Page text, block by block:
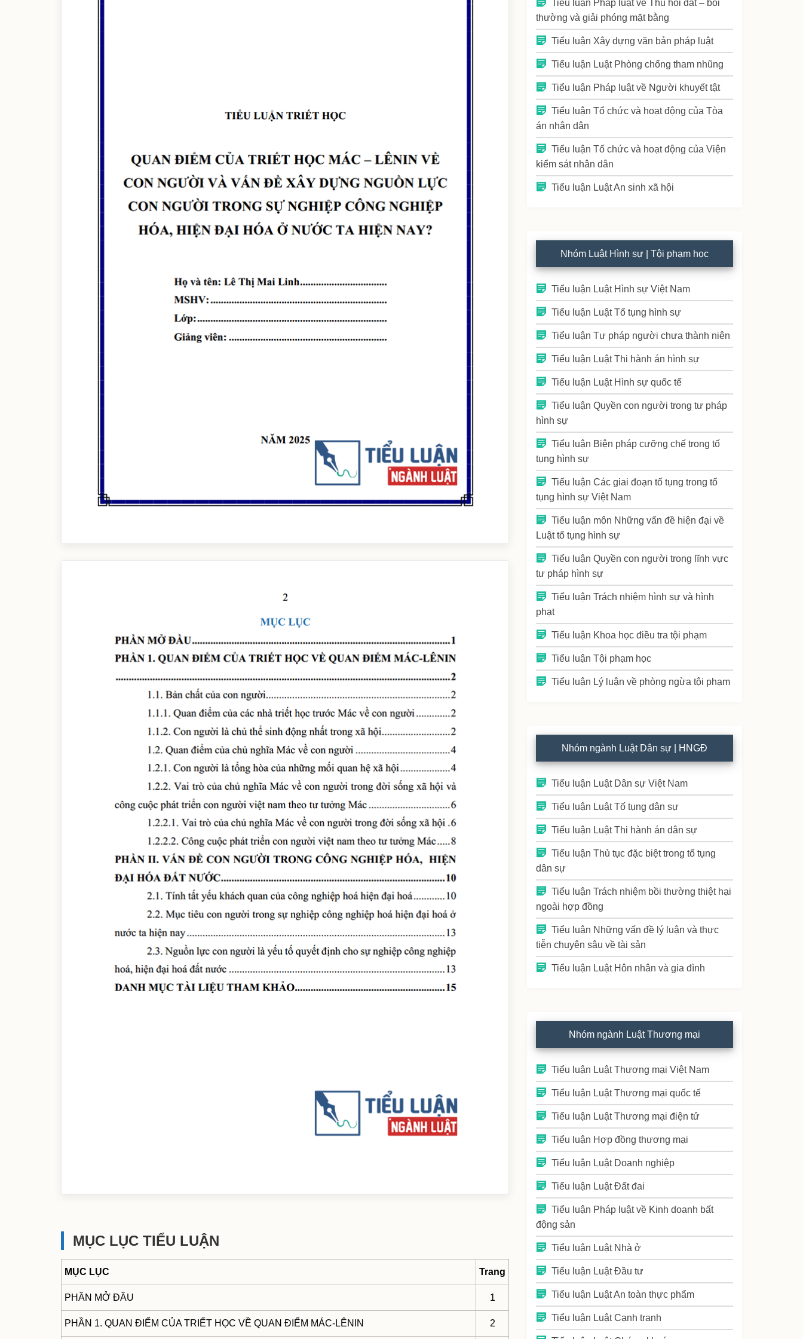
MỤC LỤC TIỂU LUẬN
MỤC LỤC Trang
PHẦN MỞ ĐẦU 1
PHẦN 1. QUAN ĐIỂM CỦA TRIẾT HỌC VỀ QUAN ĐIỂM MÁC-LÊNIN 2
Tiểu luận Pháp luật về Thu hồi đất – bồi
thường và giải phóng mặt bằng
Tiểu luận Xây dựng văn bản pháp luật
Tiểu luận Luật Phòng chống tham nhũng
Tiểu luận Pháp luật về Người khuyết tật
Tiểu luận Tổ chức và hoạt động của Tòa
án nhân dân
Tiểu luận Tổ chức và hoạt động của Viện
kiểm sát nhân dân
Tiểu luận Luật An sinh xã hội
Nhóm Luật Hình sự | Tội phạm học
Tiểu luận Luật Hình sự Việt Nam
Tiểu luận Luật Tố tụng hình sự
Tiểu luận Tư pháp người chưa thành niên
Tiểu luận Luật Thi hành án hình sự
Tiểu luận Luật Hình sự quốc tế
Tiểu luận Quyền con người trong tư pháp
hình sự
Tiểu luận Biện pháp cưỡng chế trong tố
tụng hình sự
Tiểu luận Các giai đoạn tố tụng trong tố
tụng hình sự Việt Nam
Tiểu luận môn Những vấn đề hiện đại về
Luật tố tụng hình sự
Tiểu luận Quyền con người trong lĩnh vực
tư pháp hình sự
Tiểu luận Trách nhiệm hình sự và hình
phạt
Tiểu luận Khoa học điều tra tội phạm
Tiểu luận Tội phạm học
Tiểu luận Lý luận về phòng ngừa tội phạm
Nhóm ngành Luật Dân sự | HNGĐ
Tiểu luận Luật Dân sự Việt Nam
Tiểu luận Luật Tố tụng dân sự
Tiểu luận Luật Thi hành án dân sự
Tiểu luận Thủ tục đặc biệt trong tố tụng
dân sự
Tiểu luận Trách nhiệm bồi thường thiệt hại
ngoài hợp đồng
Tiểu luận Những vấn đề lý luận và thực
tiễn chuyên sâu về tài sản
Tiểu luận Luật Hôn nhân và gia đình
Nhóm ngành Luật Thương mại
Tiểu luận Luật Thương mại Việt Nam
Tiểu luận Luật Thương mại quốc tế
Tiểu luận Luật Thương mại điện tử
Tiểu luận Hợp đồng thương mại
Tiểu luận Luật Doanh nghiệp
Tiểu luận Luật Đất đai
Tiểu luận Pháp luật về Kinh doanh bất
động sản
Tiểu luận Luật Nhà ở
Tiểu luận Luật Đầu tư
Tiểu luận Luật An toàn thực phẩm
Tiểu luận Luật Cạnh tranh